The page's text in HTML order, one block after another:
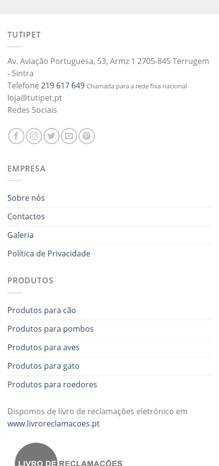
TUTIPET
Av. Aviação Portuguesa, 53, Armz 1 2705-845 Terrugem
- Sintra
Telefone 219 617 649 Chamada para a rede fixa nacional
loja@tutipet.pt
Redes Sociais
EMPRESA
Sobre nós
Contactos
Galeria
Política de Privacidade
PRODUTOS
Produtos para cão
Produtos para pombos
Produtos para aves
Produtos para gato
Produtos para roedores
Dispomos de livro de reclamações eletrónico em
www.livroreclamacoes.pt